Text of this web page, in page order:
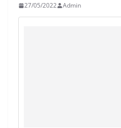
27/05/2022 Admin